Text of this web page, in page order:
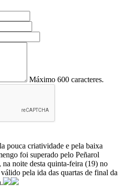
Máximo 600 caracteres.
pouca criatividade e pela baixa
foi superado pelo Peñarol
noite desta quinta-feira (19) no
pela ida das quartas de final da